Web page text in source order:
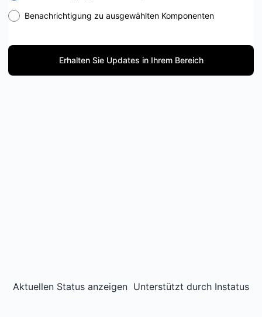
Benachrichtigung zu ausgewählten Komponenten
Erhalten Sie Updates in Ihrem Bereich
Aktuellen Status anzeigen Unterstützt durch Instatus